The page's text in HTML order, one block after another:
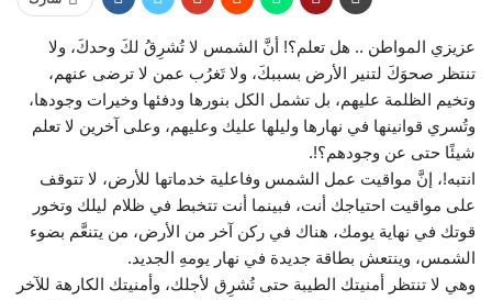
عزيزي المواطن .. هل تعلم؟! أنَّ الشمس لا تُشرِقُ لكَ وحدكَ، ولا
تنتظر صحوَكَ لتنير الأرض بسببكَ، ولا تَغرُب عمن لا ترضى عنهم،
وتخيم الظلمة عليهم، بل تشمل الكل بنورها ودفئها وخيرات وجودها،
وتُسري قوانينها في نهارها وليلها عليك وعليهم، وعلى آخرين لا تعلم
شيئًا حتى عن وجودهم؟!.
انتبه!، إنَّ مواقيت عمل الشمس وفاعلية خدماتها للأرض، لا تتوقف
على مواقيت احتياجك أنت، فبينما أنت تتخبط في ظلام ليلك وتخور
قوتك في نهاية يومك، هناك في ركن آخر من الأرض، من يتنعَّم بضوء
الشمس، وينتعش بطاقة جديدة في نهار يومهِ الجديد.
وهي لا تنتظر أمنيتك الطيبة حتى تُشرِق لأجلك، وأمنيتك الكارهة للآخر